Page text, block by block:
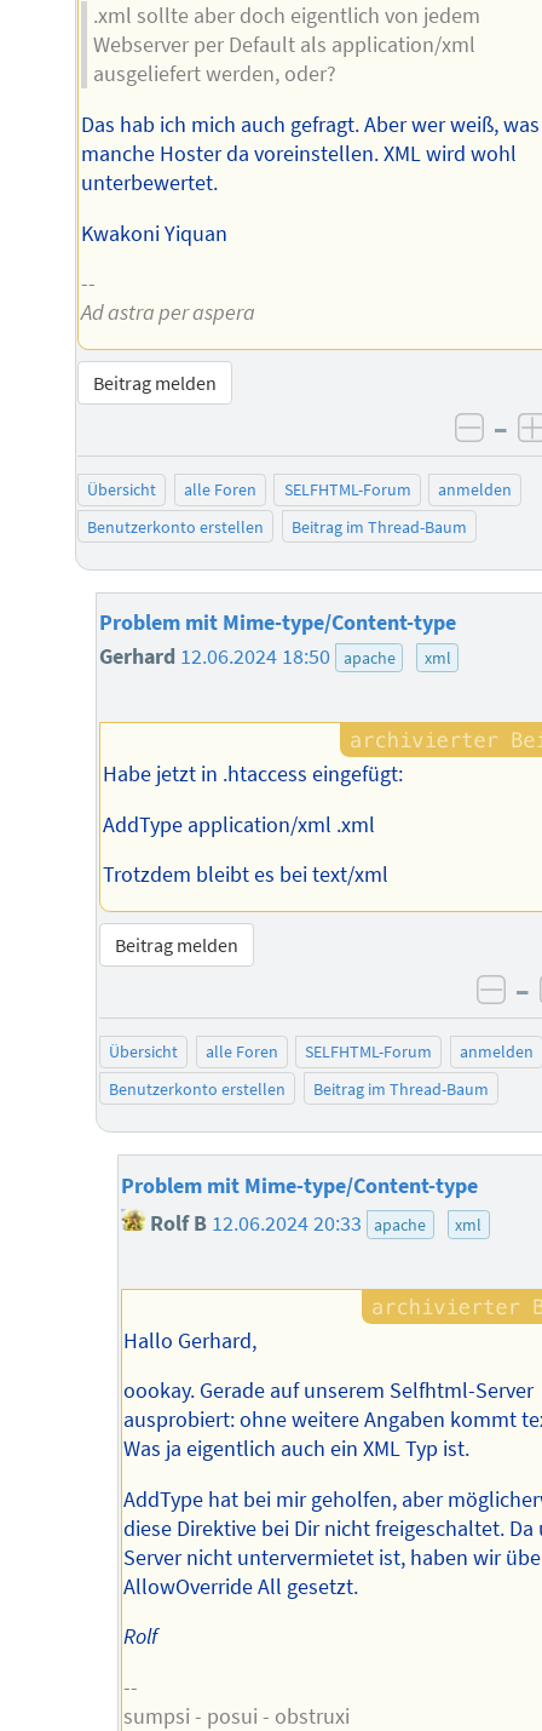
.xml sollte aber doch eigentlich von jedem
Webserver per Default als application/xml
ausgeliefert werden, oder?
Das hab ich mich auch gefragt. Aber wer weiß, was
manche Hoster da voreinstellen. XML wird wohl
unterbewertet.
Kwakoni Yiquan
--
Ad astra per aspera
Beitrag melden
–
Übersicht alle Foren SELFHTML-Forum
anmelden
Benutzerkonto erstellen
Beitrag im Thread-Baum
Problem mit Mime-type/Content-type
Gerhard 12.06.2024 18:50 apache xml
Habe jetzt in .htaccess eingefügt:
AddType application/xml .xml
Trotzdem bleibt es bei text/xml
Beitrag melden
–
Übersicht alle Foren SELFHTML-Forum
anmelden
Benutzerkonto erstellen
Beitrag im Thread-Baum
Problem mit Mime-type/Content-type
Rolf B 12.06.2024 20:33 apache xml
Hallo Gerhard,
oookay. Gerade auf unserem Selfhtml-Server
ausprobiert: ohne weitere Angaben kommt
Was ja eigentlich auch ein XML Typ ist.
AddType hat bei mir geholfen, aber
diese Direktive bei Dir nicht freigeschaltet. Da
Server nicht untervermietet ist, haben wir
AllowOverride All gesetzt.
Rolf
--
sumpsi - posui - obstruxi